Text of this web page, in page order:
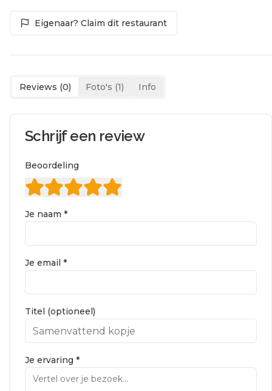
Eigenaar? Claim dit restaurant
Reviews (0) Foto's (1) Info
Schrijf een review
Beoordeling
Je naam *
Je email *
Titel (optioneel)
Je ervaring *